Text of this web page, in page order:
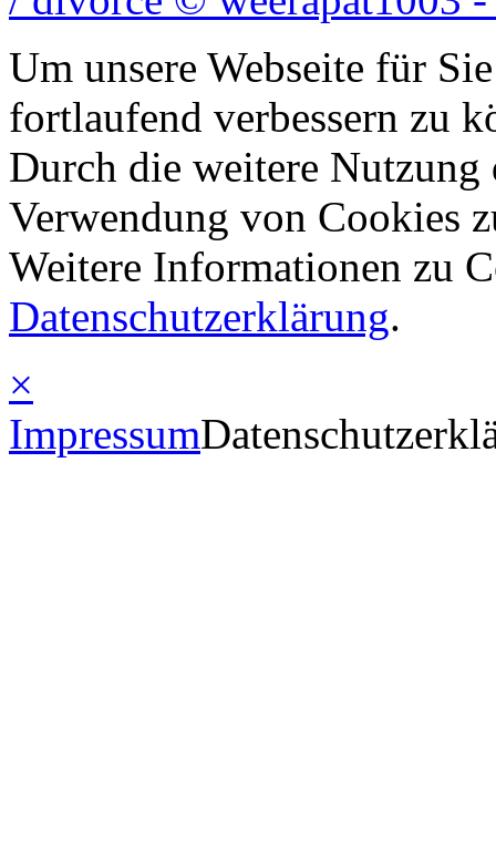
Um unsere Webseite für
fortlaufend verbessern zu
Durch die weitere Nutzung
Verwendung von Cookies
Weitere Informationen zu
Datenschutzerklärung.
×
Impressum